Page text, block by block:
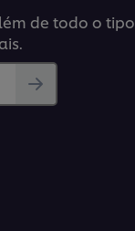
de todo o